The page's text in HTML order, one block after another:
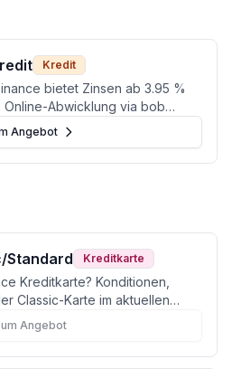
Kredit
bietet Zinsen ab 3.95 %
Abwicklung via bob
Angebot
Standard Kreditkarte
Kreditkarte? Konditionen,
Classic-Karte im aktuellen
Angebot